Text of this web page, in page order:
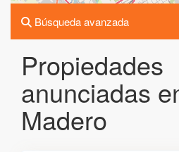
Búsqueda avanzada
Propiedades
anunciadas
Madero